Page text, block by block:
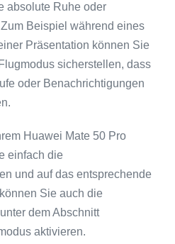
absolute Ruhe oder
Beispiel während eines
Präsentation können Sie
sicherstellen, dass
oder Benachrichtigungen
Huawei Mate 50 Pro
einfach die
und auf das entsprechende
Sie auch die
dem Abschnitt
aktivieren.